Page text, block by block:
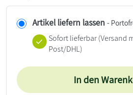
Artikel liefern lassen -
Sofort lieferbar(Versand
Post/DHL)
In den